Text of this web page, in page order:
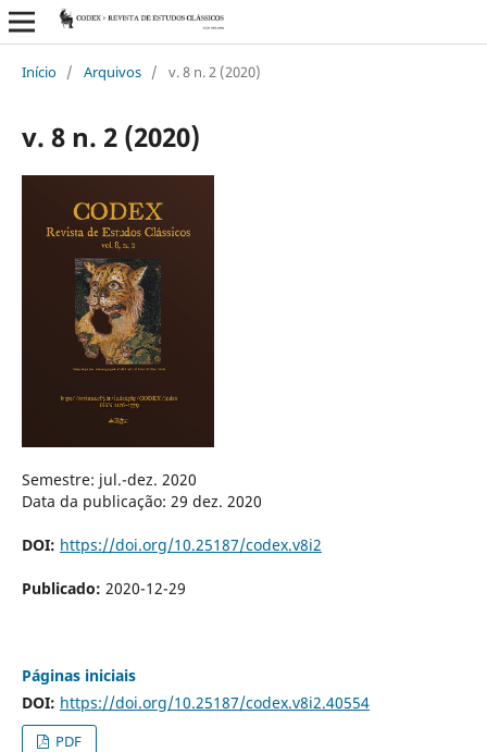
Início / Arquivos / v. 8 n. 2 (2020)
v. 8 n. 2 (2020)
Semestre: jul.-dez. 2020
Data da publicação: 29 dez. 2020
DOI: https://doi.org/10.25187/codex.v8i2
Publicado: 2020-12-29
Páginas iniciais
DOI: https://doi.org/10.25187/codex.v8i2.40554
PDF